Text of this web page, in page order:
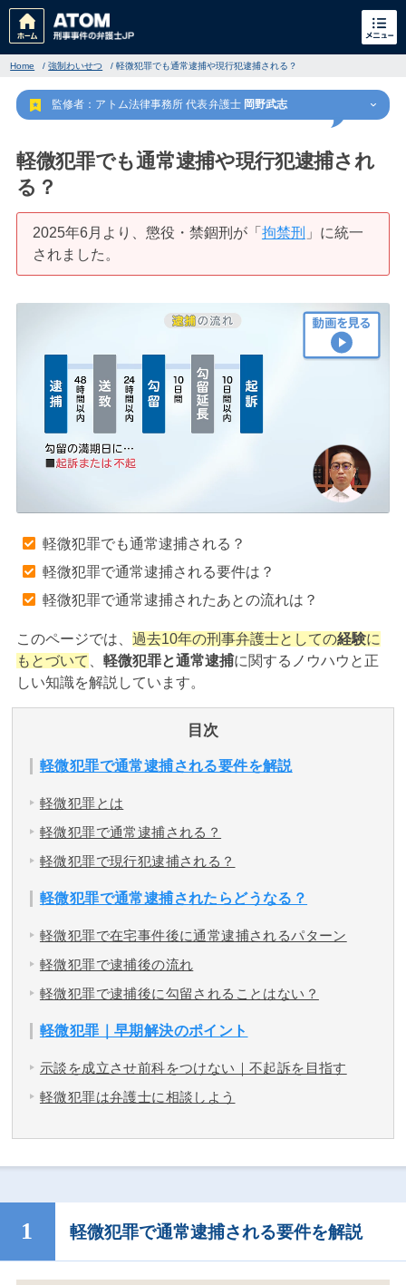
刑事事件 でお困りの方
刑事事件の無料相談
家族が逮捕された方はこちら
刑事事件の記事一覧
アトムについて
弁護士費用
アクセス
解決実績
ご依頼者からのお手紙
Home /強制わいせつ /軽微犯罪でも通常逮捕や現行犯逮捕される？
監修者：アトム法律事務所 代表弁護士 岡野武志
軽微犯罪でも通常逮捕や現行犯逮捕され
る？
2025年6月より、懲役・禁錮刑が「 拘禁刑 」に統一
されました。
軽微犯罪でも通常逮捕される？
軽微犯罪で通常逮捕される要件は？
軽微犯罪で通常逮捕されたあとの流れは？
このページでは、 過去10年の刑事弁護士としての経験に
もとづいて
軽微犯罪と通常逮捕に関するノウハウと正
しい知識を解説しています。
目次
軽微犯罪で通常逮捕される要件を解説
軽微犯罪とは
軽微犯罪で通常逮捕される？
軽微犯罪で現行犯逮捕される？
軽微犯罪で通常逮捕されたらどうなる？
軽微犯罪で在宅事件後に通常逮捕されるパターン
軽微犯罪で逮捕後の流れ
軽微犯罪で逮捕後に勾留されることはない？
軽微犯罪｜早期解決のポイント
示談を成立させ前科をつけない｜不起訴を目指す
軽微犯罪は弁護士に相談しよう
軽微犯罪で通常逮捕される要件を解説